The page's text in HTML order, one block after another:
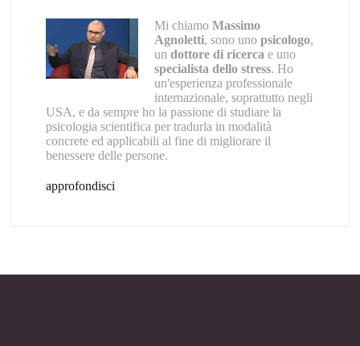
Mi chiamo Massimo
Agnoletti, sono uno psicologo,
un dottore di ricerca e uno
specialista dello stress. Ho
un'esperienza professionale
internazionale, soprattutto negli
USA, e da sempre ho la passione di studiare la
psicologia scientifica per tradurla in modalità
concrete ed applicabili al fine di migliorare il
benessere delle persone.
approfondisci